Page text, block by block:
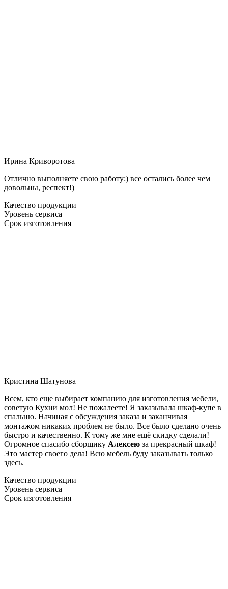
Ирина Криворотова
Отлично выполняете свою работу:) все остались более чем
довольны, респект!)
Качество продукции
Уровень сервиса
Срок изготовления
Кристина Шатунова
Всем, кто еще выбирает компанию для изготовления мебели,
советую Кухни мол! Не пожалеете! Я заказывала шкаф-купе в
спальню. Начиная с обсуждения заказа и заканчивая
монтажом никаких проблем не было. Все было сделано очень
быстро и качественно. К тому же мне ещё скидку сделали!
Огромное спасибо сборщику Алексею за прекрасный шкаф!
Это мастер своего дела! Всю мебель буду заказывать только
здесь.
Качество продукции
Уровень сервиса
Срок изготовления